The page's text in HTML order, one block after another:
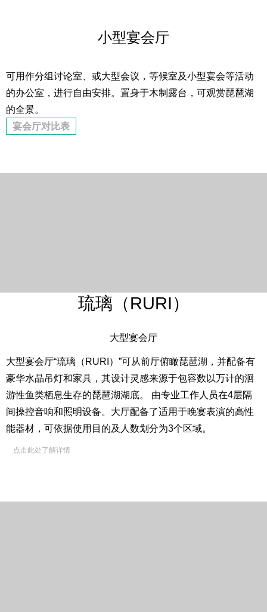
小型宴会厅
可用作分组讨论室、或大型会议，等候室及小型宴会等活动
的办公室，进行自由安排。置身于木制露台，可观赏琵琶湖
的全景。
宴会厅对比表
琉璃（RURI）
大型宴会厅
大型宴会厅“琉璃（RURI）”可从前厅俯瞰琵琶湖，并配备有
豪华水晶吊灯和家具，其设计灵感来源于包容数以万计的洄
游性鱼类栖息生存的琵琶湖湖底。 由专业工作人员在4层隔
间操控音响和照明设备。大厅配备了适用于晚宴表演的高性
能器材，可依据使用目的及人数划分为3个区域。
点击此处了解详情